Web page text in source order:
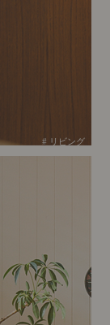
# リビング